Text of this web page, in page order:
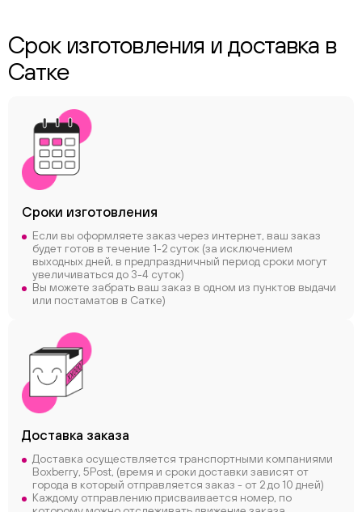
Срок изготовления и доставка в
Сатке
Сроки изготовления
Если вы оформляете заказ через интернет, ваш заказ
будет готов в течение 1-2 суток (за исключением
выходных дней, в предпраздничный период сроки могут
увеличиваться до 3-4 суток)
Вы можете забрать ваш заказ в одном из пунктов выдачи
или постаматов в Сатке)
Доставка заказа
Доставка осуществляется транспортными компаниями
Boxberry, 5Post, (время и сроки доставки зависят от
города в который отправляется заказ - от 2 до 10 дней)
Каждому отправлению присваивается номер, по